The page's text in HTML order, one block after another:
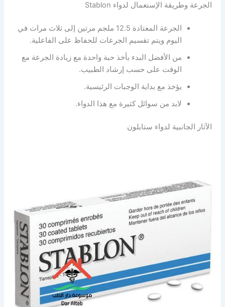
الجرعة وطريقة الإستعمال لدواء Stablon
الجرعة المعتادة 12.5 ملجم مرتين إلى ثلاث مرات في
اليوم ويتم تقسيم الجرعات للحفاظ على الفاعلية.
من الأفضل البدء بأخذ حبة واحدة مع زيادة الجرعة مع
الوقت على حسب إرشاد الطبيب.
يؤخذ مع بداية الوجبات الرئيسية.
لابد من سوائل كثيرة مع هذا الدواء.
الآثار الجانبية لدواء ستابلون